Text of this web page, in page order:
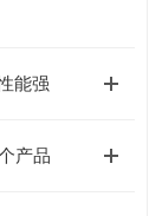
能强
产品